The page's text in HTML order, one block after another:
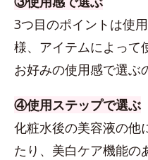
3つ目のポイントは使
様、アイテムによって
お好みの使用感で選ぶ
④使用ステップで選ぶ
化粧水後の美容液の他
たり、美白ケア機能の